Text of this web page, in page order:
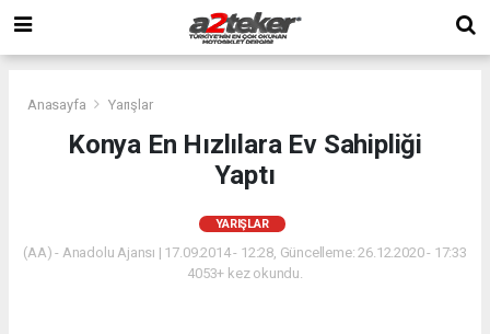
Anasayfa Yarışlar
Konya En Hızlılara Ev Sahipliği
Yaptı
YARIŞLAR
(AA) - Anadolu Ajansı | 17.09.2014 - 12:28, Güncelleme: 26.12.2020 - 17:33
4053+ kez okundu.